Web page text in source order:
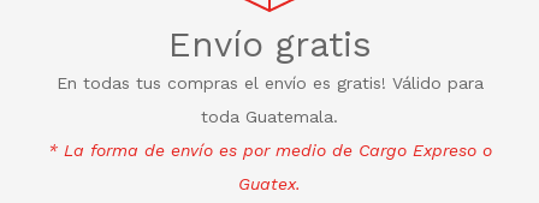
Envío gratis
En todas tus compras el envío es gratis! Válido para
toda Guatemala.
* La forma de envío es por medio de Cargo Expreso o
Guatex.